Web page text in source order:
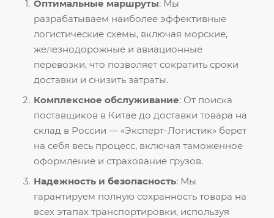
Оптимальные маршруты: Мы
разрабатываем наиболее эффективные
логистические схемы, включая морские,
железнодорожные и авиационные
перевозки, что позволяет сократить сроки
доставки и снизить затраты.
Комплексное обслуживание: От поиска
поставщиков в Китае до доставки товара на
склад в России — «Эксперт-Логистик» берет
на себя весь процесс, включая таможенное
оформление и страхование грузов.
Надежность и безопасность: Мы
гарантируем полную сохранность товара на
всех этапах транспортировки, используя